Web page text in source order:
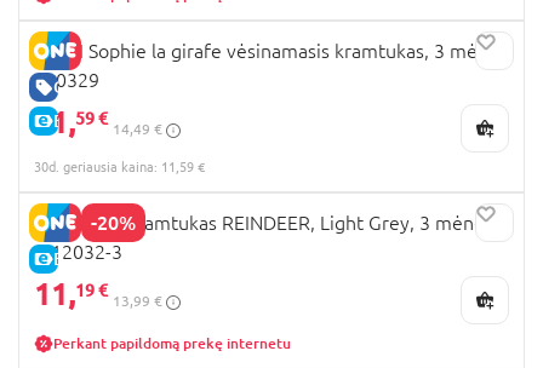
GERA KAINA
E-KAINA
VULLI Sophie la girafe vėsinamasis kramtukas, 3 mėn+,
010329
11,59 €
14,49 €
30d. geriausia kaina: 11,59 €
-20%
E-KAINA
SMILY MIA kramtukas REINDEER, Light Grey, 3 mėn+,
M12032-3
11,19 €
13,99 €
Perkant papildomą prekę internetu